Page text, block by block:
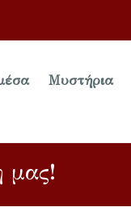
Μυστήρια
μας!